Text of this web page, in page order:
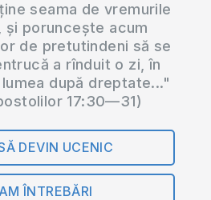
seama de vremurile
și poruncește acum
de pretutindeni să se
a rînduit o zi, în
după dreptate..."
17:30—31)
DEVIN UCENIC
ÎNTREBĂRI